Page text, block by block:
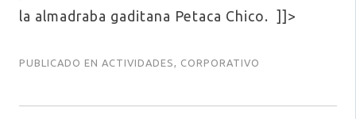
la almadraba gaditana Petaca Chico. ]]>
PUBLICADO EN ACTIVIDADES, CORPORATIVO